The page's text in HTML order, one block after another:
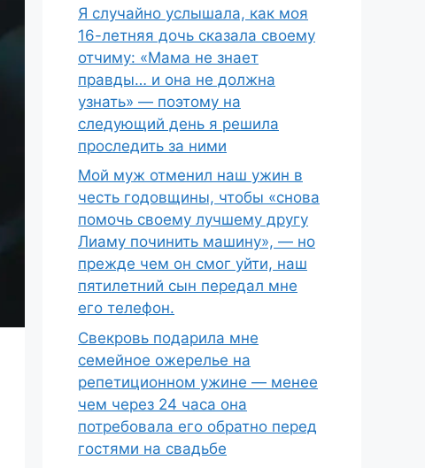
Я случайно услышала, как моя
16-летняя дочь сказала своему
отчиму: «Мама не знает
правды… и она не должна
узнать» — поэтому на
следующий день я решила
проследить за ними
Мой муж отменил наш ужин в
честь годовщины, чтобы «снова
помочь своему лучшему другу
Лиаму починить машину», — но
прежде чем он смог уйти, наш
пятилетний сын передал мне
его телефон.
Свекровь подарила мне
семейное ожерелье на
репетиционном ужине — менее
чем через 24 часа она
потребовала его обратно перед
гостями на свадьбе